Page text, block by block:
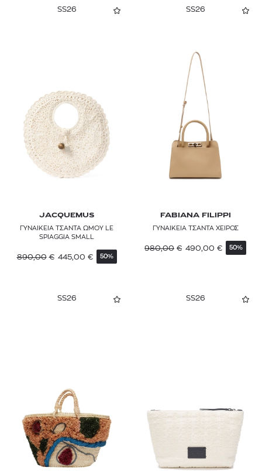
SS26
JACQUEMUS
ΓΥΝΑΙΚΕΙΑ ΤΣΑΝΤΑ ΩΜΟΥ LE
SPIAGGIA SMALL
890,00 € 445,00 € 50%
SS26
FABIANA FILIPPI
ΓΥΝΑΙΚΕΙΑ ΤΣΑΝΤΑ ΧΕΙΡΟΣ
980,00 € 490,00 € 50%
SS26 SS26